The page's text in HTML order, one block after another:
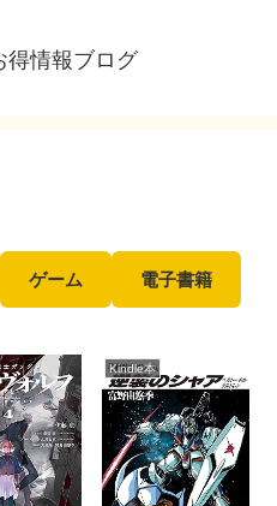
得情報ブログ
ゲーム 電子書籍
Kindle本